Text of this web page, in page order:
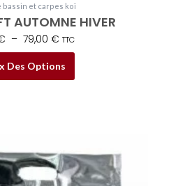
bassin et carpes koï
AUTOMNE HIVER
– 79,00 € TTC
Des Options